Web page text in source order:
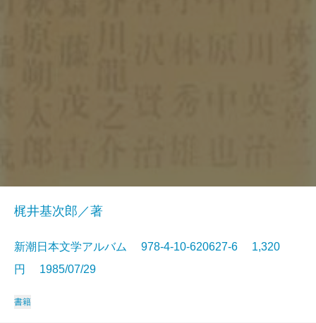
梶井基次郎／著
新潮日本文学アルバム 978-4-10-620627-6 1,320
円 1985/07/29
書籍